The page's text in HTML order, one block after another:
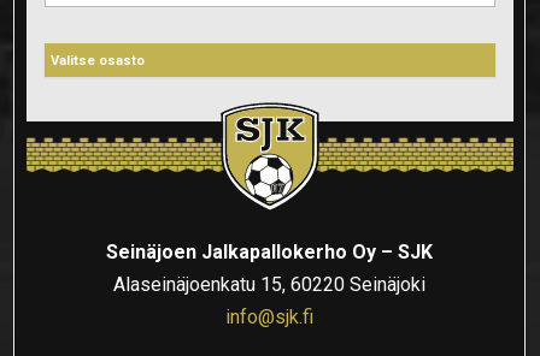
Seinäjoen Jalkapallokerho Oy – SJK
Alaseinäjoenkatu 15, 60220 Seinäjoki
info@sjk.fi